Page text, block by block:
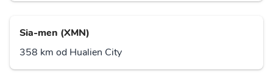
Sia-men (XMN)
358 km od Hualien City